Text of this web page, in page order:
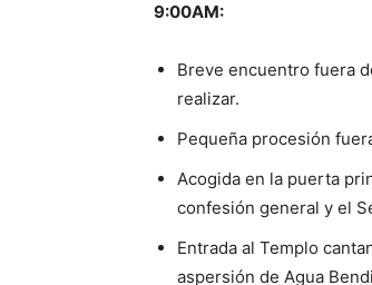
9:00AM:
Breve encuentro fuera
realizar.
Pequeña procesión
Acogida en la puerta
confesión general y el
Entrada al Templo
aspersión de Agua